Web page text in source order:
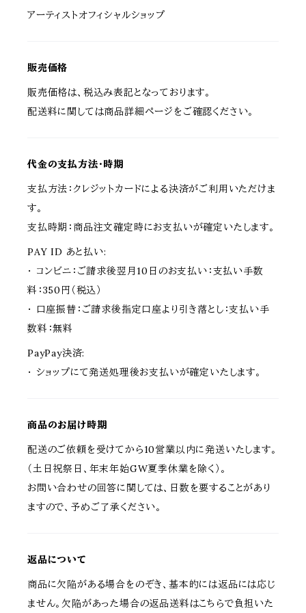
アーティストオフィシャルショップ
販売価格
販売価格は、税込み表記となっております。
配送料に関しては商品詳細ページをご確認ください。
代金の支払方法・時期
支払方法：クレジットカードによる決済がご利用いただけま
す。
支払時期：商品注文確定時にお支払いが確定いたします。
PAY ID あと払い:
・ コンビニ：ご請求後翌月10日のお支払い：支払い手数
料：350円（税込）
・ 口座振替：ご請求後指定口座より引き落とし：支払い手
数料：無料
PayPay決済:
・ ショップにて発送処理後お支払いが確定いたします。
商品のお届け時期
配送のご依頼を受けてから10営業以内に発送いたします。
（土日祝祭日、年末年始GW夏季休業を除く）。
お問い合わせの回答に関しては、日数を要することがあり
ますので、予めご了承ください。
返品について
商品に欠陥がある場合をのぞき、基本的には返品には応じ
ません。欠陥があった場合の返品送料はこちらで負担いた